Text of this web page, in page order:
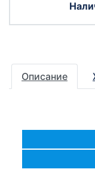
Описание